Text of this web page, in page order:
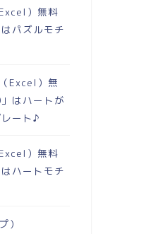
）無料
パズルモチ
Excel）無
はハートが
ート♪
）無料
ハートモチ
）